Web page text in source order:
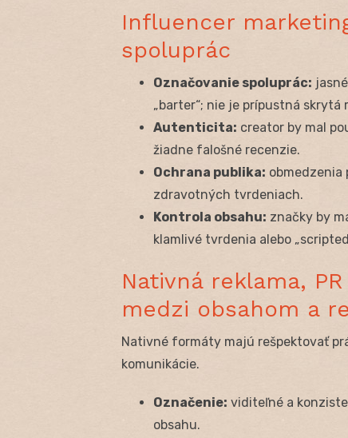
Influencer
spoluprác
Označovanie spoluprác:
„barter“; nie je prípustná skrytá
Autenticita: creator by mal
žiadne falošné recenzie.
Ochrana publika: obmedzenia
zdravotných tvrdeniach.
Kontrola obsahu: značky by
klamlivé tvrdenia alebo
Nativná reklama,
medzi obsahom a
Nativné formáty majú rešpektovať
komunikácie.
Označenie: viditeľné a
obsahu.